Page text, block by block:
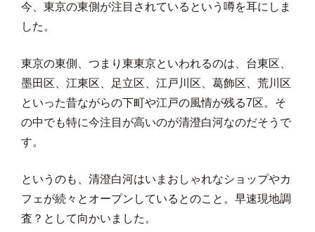
今、東京の東側が注目されているという噂を耳にしま
した。
東京の東側、つまり東東京といわれるのは、台東区、
墨田区、江東区、足立区、江戸川区、葛飾区、荒川区
といった昔ながらの下町や江戸の風情が残る7区。そ
の中でも特に今注目が高いのが清澄白河なのだそうで
す。
というのも、清澄白河はいまおしゃれなショップやカ
フェが続々とオープンしているとのこと。早速現地調
査？として向かいました。